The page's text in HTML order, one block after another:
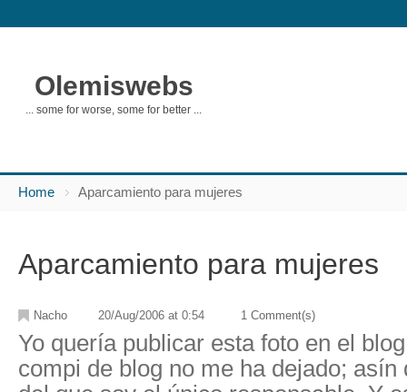
Olemiswebs
... some for worse, some for better ...
Home Aparcamiento para mujeres
Aparcamiento para mujeres
Nacho 20/Aug/2006 at 0:54 1 Comment(s)
Yo quería publicar esta foto en el
compi de blog no me ha dejado; asín